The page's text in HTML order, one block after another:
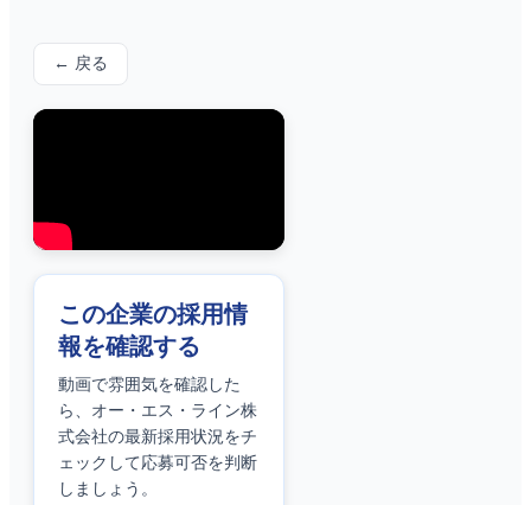
← 戻る
この企業の採用情
報を確認する
動画で雰囲気を確認した
ら、 オー・エス・ライン株
式会社の最新採用状況をチ
ェックして応募可否を判断
しましょう。